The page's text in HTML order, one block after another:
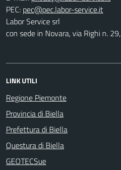
PEC:
Labor Service srl
con sede in Novara, via Righi n. 29,
LINK UTILI
Regione Piemonte
Provincia di Biella
Prefettura di Biella
Questura di Biella
GEOTECSue